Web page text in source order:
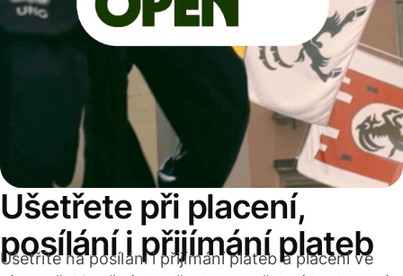
Ušetřete při placení,
posílání i přijímání plateb
Ušetříte na posílání i přijímání plateb a placení ve